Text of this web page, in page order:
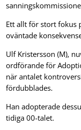
Ett allt för stort fokus
oväntade
Ulf Kristersson (M),
ordförande för
när antalet
fördubblades.
Han adopterade
tidiga 00-talet.